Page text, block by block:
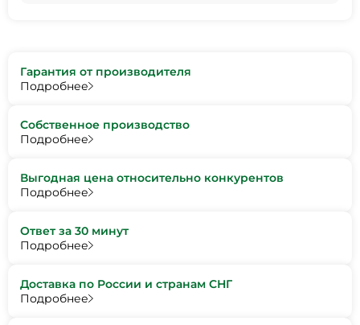
Гарантия от производителя
Подробнее
Собственное производство
Подробнее
Выгодная цена относительно конкурентов
Подробнее
Ответ за 30 минут
Подробнее
Доставка по России и странам СНГ
Подробнее